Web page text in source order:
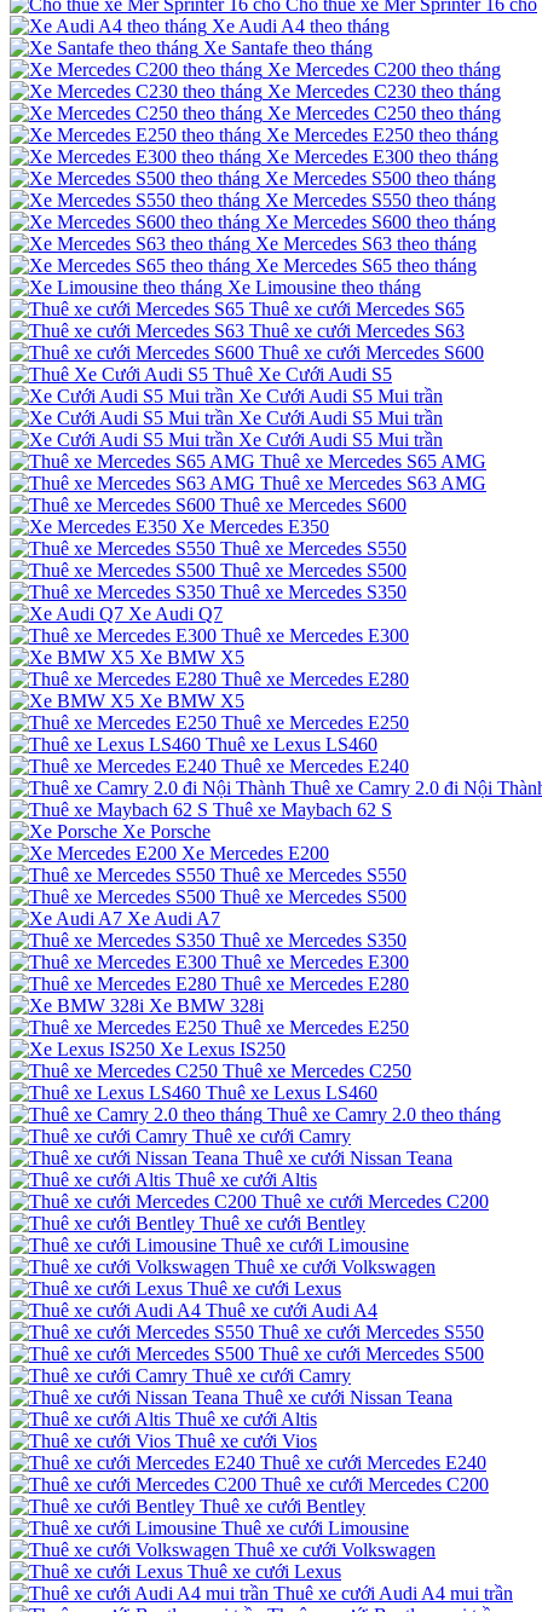
Cho thuê xe Mer Sprinter 16 chỗ
Xe Audi A4 theo tháng
Xe Santafe theo tháng
Xe Mercedes C200 theo tháng
Xe Mercedes C230 theo tháng
Xe Mercedes C250 theo tháng
Xe Mercedes E250 theo tháng
Xe Mercedes E300 theo tháng
Xe Mercedes S500 theo tháng
Xe Mercedes S550 theo tháng
Xe Mercedes S600 theo tháng
Xe Mercedes S63 theo tháng
Xe Mercedes S65 theo tháng
Xe Limousine theo tháng
Thuê xe cưới Mercedes S65
Thuê xe cưới Mercedes S63
Thuê xe cưới Mercedes S600
Thuê Xe Cưới Audi S5
Xe Cưới Audi S5 Mui trần
Xe Cưới Audi S5 Mui trần
Xe Cưới Audi S5 Mui trần
Thuê xe Mercedes S65 AMG
Thuê xe Mercedes S63 AMG
Thuê xe Mercedes S600
Xe Mercedes E350
Thuê xe Mercedes S550
Thuê xe Mercedes S500
Thuê xe Mercedes S350
Xe Audi Q7
Thuê xe Mercedes E300
Xe BMW X5
Thuê xe Mercedes E280
Xe BMW X5
Thuê xe Mercedes E250
Thuê xe Lexus LS460
Thuê xe Mercedes E240
Thuê xe Camry 2.0 đi Nội
Thuê xe Maybach 62 S
Xe Porsche
Xe Mercedes E200
Thuê xe Mercedes S550
Thuê xe Mercedes S500
Xe Audi A7
Thuê xe Mercedes S350
Thuê xe Mercedes E300
Thuê xe Mercedes E280
Xe BMW 328i
Thuê xe Mercedes E250
Xe Lexus IS250
Thuê xe Mercedes C250
Thuê xe Lexus LS460
Thuê xe Camry 2.0 theo tháng
Thuê xe cưới Camry
Thuê xe cưới Nissan Teana
Thuê xe cưới Altis
Thuê xe cưới Mercedes C200
Thuê xe cưới Bentley
Thuê xe cưới Limousine
Thuê xe cưới Volkswagen
Thuê xe cưới Lexus
Thuê xe cưới Audi A4
Thuê xe cưới Mercedes S550
Thuê xe cưới Mercedes S500
Thuê xe cưới Camry
Thuê xe cưới Nissan Teana
Thuê xe cưới Altis
Thuê xe cưới Vios
Thuê xe cưới Mercedes E240
Thuê xe cưới Mercedes C200
Thuê xe cưới Bentley
Thuê xe cưới Limousine
Thuê xe cưới Volkswagen
Thuê xe cưới Lexus
Thuê xe cưới Audi A4 mui trần